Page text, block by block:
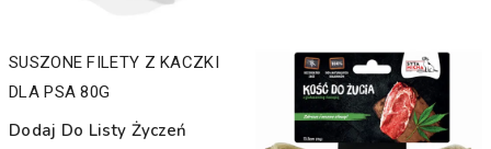
SUSZONE FILETY Z KACZKI
DLA PSA 80G
Dodaj Do Listy Życzeń